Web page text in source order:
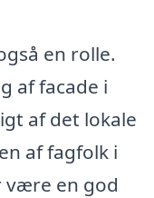
en rolle.
af facade i
af det lokale
af fagfolk i
være en god